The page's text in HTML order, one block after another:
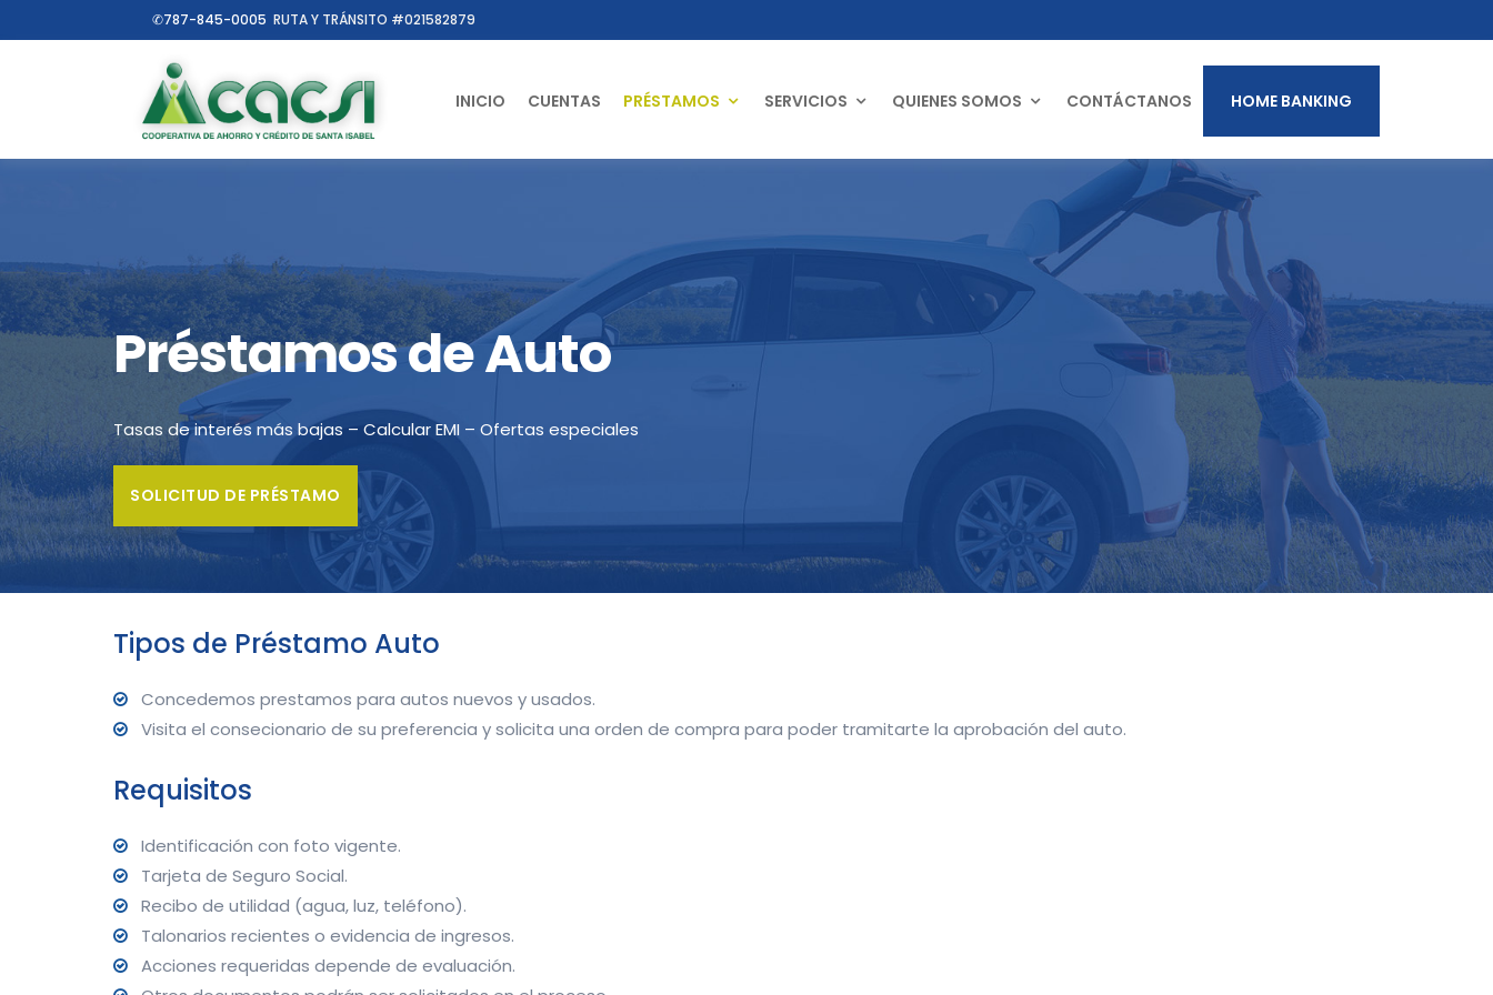
✆787-845-0005 RUTA Y TRÁNSITO #021582879
INICIO CUENTAS PRÉSTAMOS SERVICIOS QUIENES SOMOS CONTÁCTANOS HOME BANKING
Préstamos de Auto
Tasas de interés más bajas – Calcular EMI – Ofertas especiales
SOLICITUD DE PRÉSTAMO
Tipos de Préstamo Auto
Concedemos prestamos para autos nuevos y usados.
Visita el consecionario de su preferencia y solicita una orden de compra para poder tramitarte la aprobación del auto.
Requisitos
Identificación con foto vigente.
Tarjeta de Seguro Social.
Recibo de utilidad (agua, luz, teléfono).
Talonarios recientes o evidencia de ingresos.
Acciones requeridas depende de evaluación.